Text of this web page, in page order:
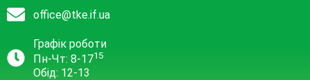
office@tke.if.ua
Графік роботи
Пн-Чт: 8-1715
Обід: 12-13